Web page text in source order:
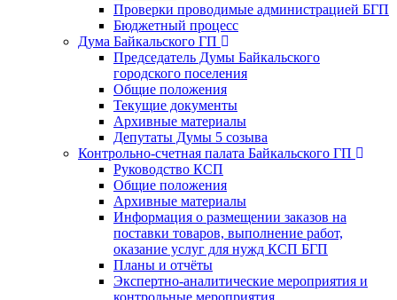
Проверки проводимые администрацией БГП
Бюджетный процесс
Дума Байкальского ГП
Председатель Думы Байкальского
городского поселения
Общие положения
Текущие документы
Архивные материалы
Депутаты Думы 5 созыва
Контрольно-счетная палата Байкальского ГП
Руководство КСП
Общие положения
Архивные материалы
Информация о размещении заказов на
поставки товаров, выполнение работ,
оказание услуг для нужд КСП БГП
Планы и отчёты
Экспертно-аналитические мероприятия и
контрольные мероприятия